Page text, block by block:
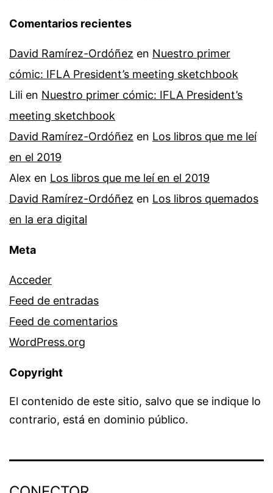
Comentarios recientes
David Ramírez-Ordóñez en Nuestro primer
cómic: IFLA President’s meeting sketchbook
Lili en Nuestro primer cómic: IFLA President’s
meeting sketchbook
David Ramírez-Ordóñez en Los libros que me leí
en el 2019
Alex en Los libros que me leí en el 2019
David Ramírez-Ordóñez en Los libros quemados
en la era digital
Meta
Acceder
Feed de entradas
Feed de comentarios
WordPress.org
Copyright
El contenido de este sitio, salvo que se indique lo
contrario, está en dominio público.